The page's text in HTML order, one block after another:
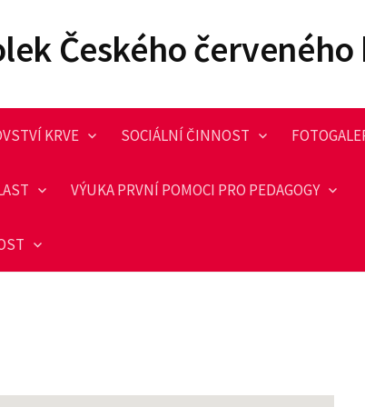
Českého
KRVE SOCIÁLNÍ ČINNOST
VÝUKA PRVNÍ POMOCI PRO PEDAGOGY